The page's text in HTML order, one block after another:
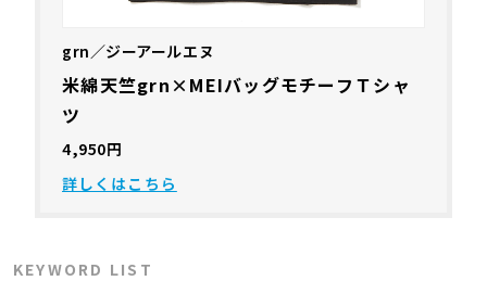
grn／ジーアールエヌ
米綿天竺grn×MEIバッグモチーフＴシャ
ツ
4,950円
詳しくはこちら
KEYWORD LIST